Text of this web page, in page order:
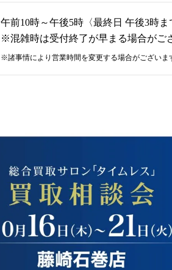
午前10時～午後5時〈最終日 午後3時ま
※混雑時は受付終了が早まる場合がご
※諸事情により営業時間を変更する場合がございま